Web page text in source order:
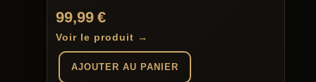
99,99€
Voir le produit →
AJOUTER AU PANIER